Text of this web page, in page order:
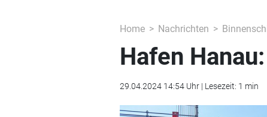
Home Nachrichten
Hafen
29.04.2024 14:54 Uhr | Lesezeit: 1 min